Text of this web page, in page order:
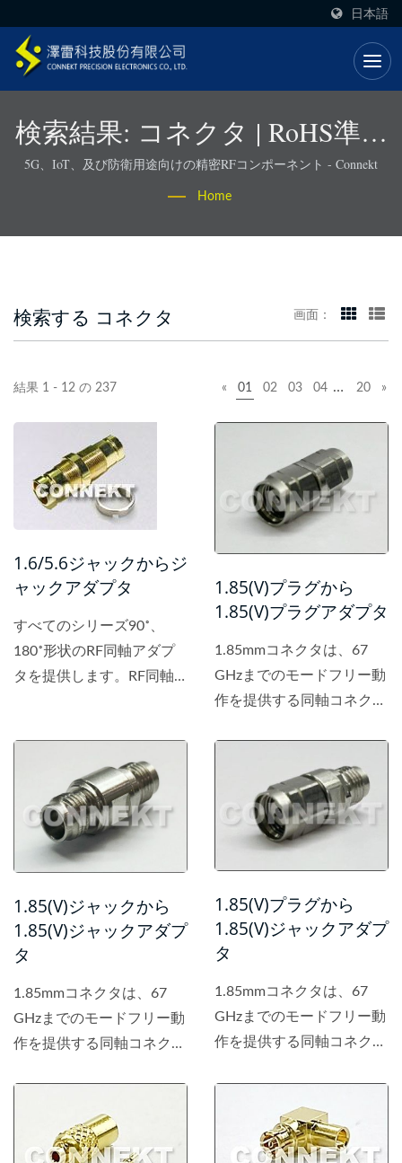
日本語
検索結果: コネクタ | RoHS準拠
のRFコネクタとケーブルアセ
ンブリ - Connekt
5G、IoT、及び防衛用途向けの精密RFコンポーネント - Connekt
Home
検索する コネクタ 画面：
結果 1 - 12 の 237 « 01 02 03 04 … 20 »
1.6/5.6ジャックからジ
ャックアダプタ
すべてのシリーズ90˚、
180˚形状のRF同軸アダプ
タを提供します。RF同軸
ターフェースに適用されま
1.85(V)プラグから
1.85(V)プラグアダプタ
1.85mmコネクタは、67
GHzまでのモードフリー動
作を提供する同軸コネクタ
1.85(V)ジャックから
1.85(V)ジャックアダプ
タ
1.85mmコネクタは、67
GHzまでのモードフリー動
作を提供する同軸コネクタ
1.85(V)プラグから
1.85(V)ジャックアダプ
タ
1.85mmコネクタは、67
GHzまでのモードフリー動
作を提供する同軸コネクタ